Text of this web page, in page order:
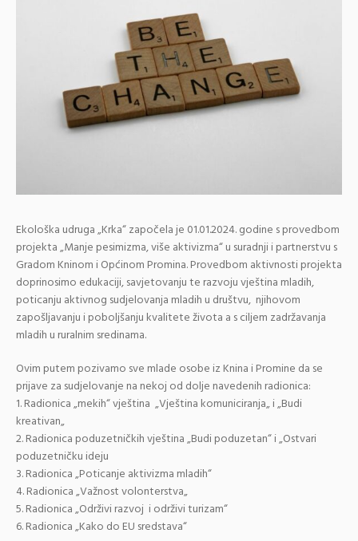
Ekološka udruga „Krka“ započela je 01.01.2024. godine s provedbom
projekta „Manje pesimizma, više aktivizma“ u suradnji i partnerstvu s
Gradom Kninom i Općinom Promina. Provedbom aktivnosti projekta
doprinosimo edukaciji, savjetovanju te razvoju vještina mladih,
poticanju aktivnog sudjelovanja mladih u društvu, njihovom
zapošljavanju i poboljšanju kvalitete života a s ciljem zadržavanja
mladih u ruralnim sredinama.
Ovim putem pozivamo sve mlade osobe iz Knina i Promine da se
prijave za sudjelovanje na nekoj od dolje navedenih radionica:
1. Radionica „mekih“ vještina „Vještina komuniciranja„ i „Budi
kreativan„
2. Radionica poduzetničkih vještina „Budi poduzetan“ i „Ostvari
poduzetničku ideju
3. Radionica „Poticanje aktivizma mladih“
4. Radionica „Važnost volonterstva„
5. Radionica „Održivi razvoj i održivi turizam“
6. Radionica „Kako do EU sredstava“